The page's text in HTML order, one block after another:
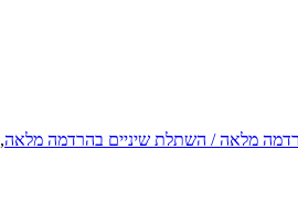
מלאה / השתלת שיניים בהרדמה מלאה,